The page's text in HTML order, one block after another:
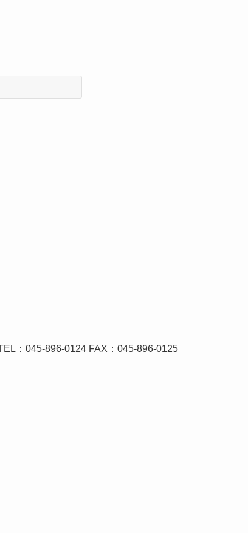
：045-896-0124 FAX：045-896-0125